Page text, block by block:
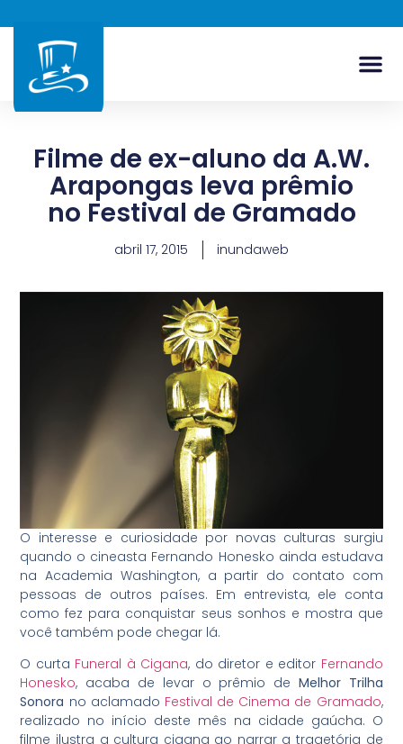
Filme de ex-aluno da A.W.
Arapongas leva prêmio
no Festival de Gramado
abril 17, 2015 inundaweb
O interesse e curiosidade por novas culturas surgiu
quando o cineasta Fernando Honesko ainda estudava
na Academia Washington, a partir do contato com
pessoas de outros países. Em entrevista, ele conta
como fez para conquistar seus sonhos e mostra que
você também pode chegar lá.
O curta Funeral à Cigana, do diretor e editor Fernando
Honesko, acaba de levar o prêmio de Melhor Trilha
Sonora no aclamado Festival de Cinema de Gramado,
realizado no início deste mês na cidade gaúcha. O
filme ilustra a cultura cigana ao narrar a tragetória de